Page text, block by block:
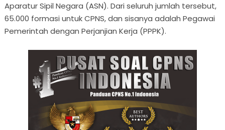
Aparatur Sipil Negara (ASN). Dari seluruh jumlah tersebut,
65.000 formasi untuk CPNS, dan sisanya adalah Pegawai
Pemerintah dengan Perjanjian Kerja (PPPK).